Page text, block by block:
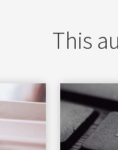
This